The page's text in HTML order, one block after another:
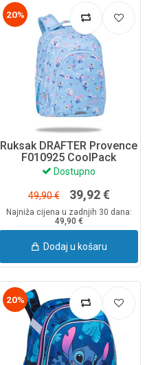
20%
Ruksak DRAFTER Provence
F010925 CoolPack
Dostupno
49,90 € 39,92 €
Najniža cijena u zadnjih 30 dana:
49,90 €
Dodaj u košaru
20%